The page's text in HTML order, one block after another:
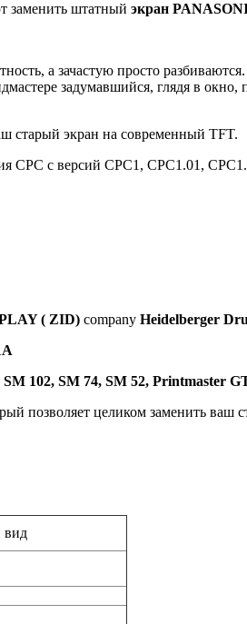
заменить штатный экран
а зачастую просто
задумавшийся, глядя в окно,
старый экран на современный TFT.
CPC с версий CPC1, CPC1.01,
( ZID) company Heidelberger
SM 102, SM 74, SM 52, Printmaster
позволяет целиком заменить ваш